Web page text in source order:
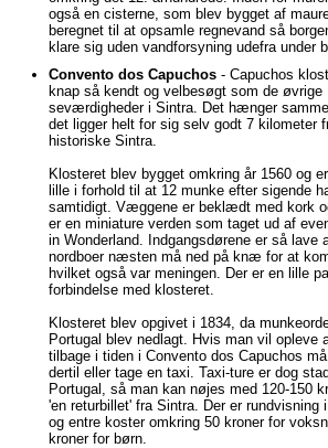
også en cisterne, som blev bygget af
beregnet til at opsamle regnevand så
klare sig uden vandforsyning udefra under
Convento dos Capuchos- Capuchos
knap så kendt og velbesøgt som de øvrige
seværdigheder i Sintra. Det hænger
det ligger helt for sig selv godt 7 kilometer
historiske Sintra.
Klosteret blev bygget omkring år 1560 og
lille i forhold til at 12 munke efter sigende
samtidigt. Væggene er beklædt med kork
er en miniature verden som taget ud af
in Wonderland. Indgangsdørene er så lave
nordboer næsten må ned på knæ for at
hvilket også var meningen. Der er en lille
forbindelse med klosteret.
Klosteret blev opgivet i 1834, da
Portugal blev nedlagt. Hvis man vil opleve
tilbage i tiden i Convento dos Capuchos
dertil eller tage en taxi. Taxi-ture er dog
Portugal, så man kan nøjes med 120-150
'en returbillet' fra Sintra. Der er rundvisning
og entre koster omkring 50 kroner for
kroner for børn.